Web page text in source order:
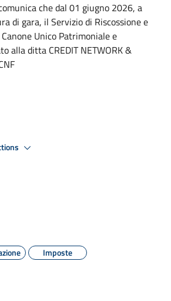
che dal 01 giugno 2026, a
di gara, il Servizio di Riscossione e
Unico Patrimoniale e
alla ditta CREDIT NETWORK &
Imposte